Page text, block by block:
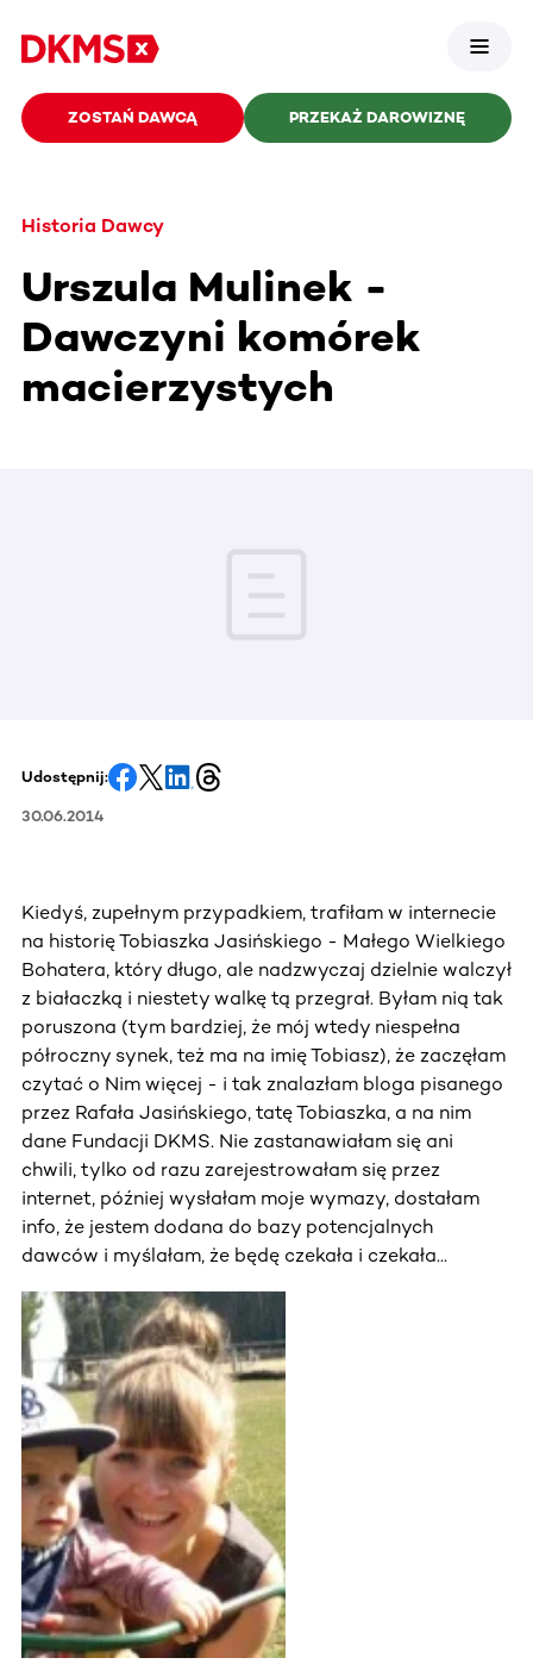
ZOSTAŃ DAWCĄ PRZEKAŻ DAROWIZNĘ
Historia Dawcy
Urszula Mulinek -
Dawczyni komórek
macierzystych
Udostępnij:
30.06.2014
Kiedyś, zupełnym przypadkiem, trafiłam w internecie
na historię Tobiaszka Jasińskiego - Małego Wielkiego
Bohatera, który długo, ale nadzwyczaj dzielnie walczył
z białaczką i niestety walkę tą przegrał. Byłam nią tak
poruszona (tym bardziej, że mój wtedy niespełna
półroczny synek, też ma na imię Tobiasz), że zaczęłam
czytać o Nim więcej - i tak znalazłam bloga pisanego
przez Rafała Jasińskiego, tatę Tobiaszka, a na nim
dane Fundacji DKMS. Nie zastanawiałam się ani
chwili, tylko od razu zarejestrowałam się przez
internet, później wysłałam moje wymazy, dostałam
info, że jestem dodana do bazy potencjalnych
dawców i myślałam, że będę czekała i czekała...